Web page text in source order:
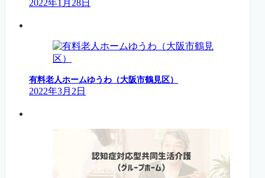
2022年1月28日
有料老人ホームゆうわ（大阪市鶴見区）
2022年3月2日